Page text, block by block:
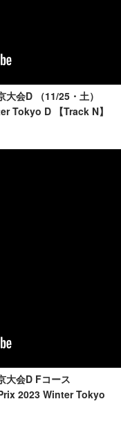
会D （11/25・土）
Tokyo D 【Track N】
大会D Fコース
2023 Winter Tokyo